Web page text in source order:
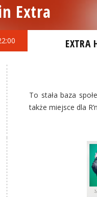
Extra
EXTRA
To stała baza
także miejsce dla